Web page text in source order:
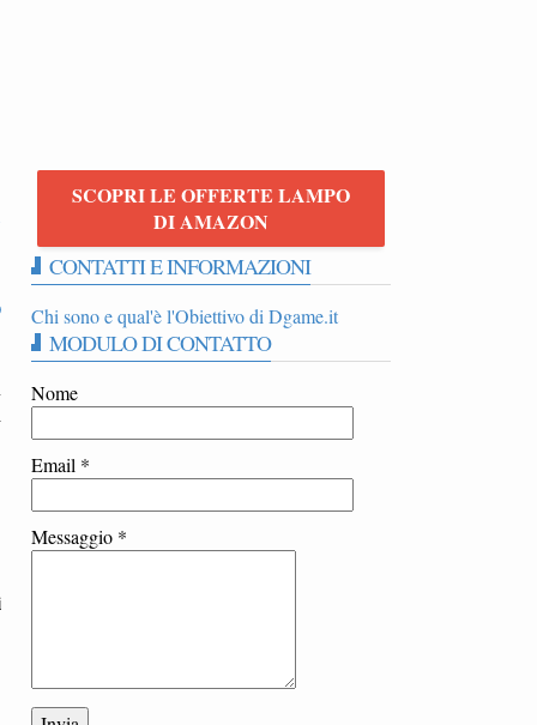
SCOPRI LE OFFERTE LAMPO
DI AMAZON
CONTATTI E INFORMAZIONI
Chi sono e qual'è l'Obiettivo di Dgame.it
MODULO DI CONTATTO
Nome
Email *
Messaggio *